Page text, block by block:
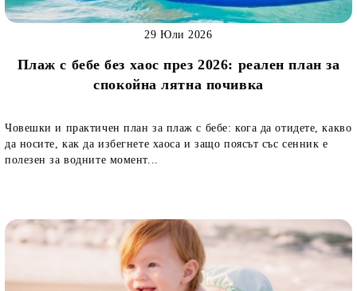
Плаж с бебе без хаос през 2026: реален план за
спокойна лятна почивка
29 Юли 2026
Човешки и практичен план за плаж с бебе: кога да отидете, какво
да носите, как да избегнете хаоса и защо поясът със сенник е
полезен за водните момент...